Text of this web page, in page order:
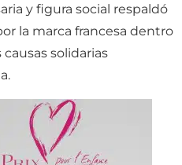
y figura social respaldó
la marca francesa dentro
solidarias